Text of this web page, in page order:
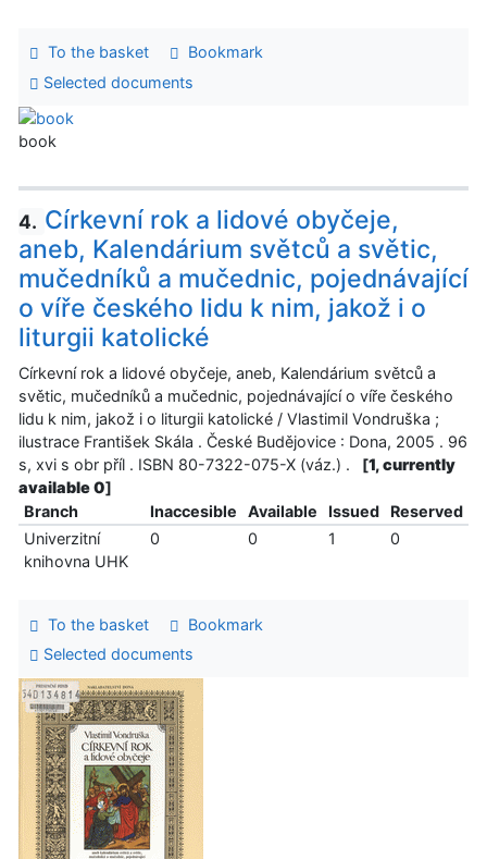
To the basket
Bookmark
Selected documents
book
4. Církevní rok a lidové obyčeje,
aneb, Kalendárium světců a světic,
mučedníků a mučednic, pojednávající
o víře českého lidu k nim, jakož i o
liturgii katolické
Církevní rok a lidové obyčeje, aneb, Kalendárium světců a
světic, mučedníků a mučednic, pojednávající o víře českého
lidu k nim, jakož i o liturgii katolické / Vlastimil Vondruška ;
ilustrace František Skála . České Budějovice : Dona, 2005 . 96
s, xvi s obr příl . ISBN 80-7322-075-X (váz.) .
[1, currently
available 0]
Branch
Inaccesible Available Issued
Reserved
Univerzitní
knihovna UHK
0 0 1 0
To the basket
Bookmark
Selected documents